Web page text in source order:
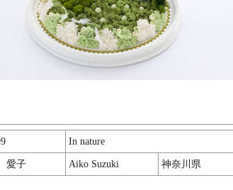
In nature
愛子 Aiko Suzuki 神奈川県